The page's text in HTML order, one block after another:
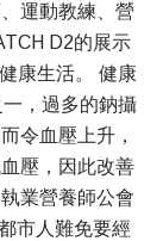
運動教練、營
D2的展示
康生活。 健康
，過多的鈉攝
令血壓上升，
壓，因此改善
業營養師公會
市人難免要經